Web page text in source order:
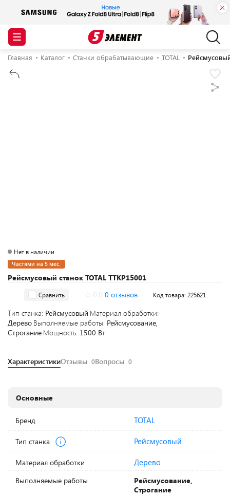
Главная Каталог Станки обрабатывающие TOTAL
Рейсмусовый станок TOTAL TTKP15001
Нет в наличии
Частями на 5 мес.
Сравнить 0 отзывов Код товара: 225621
Тип станка: Рейсмусовый Материал обработки:
Дерево Выполняемые работы: Рейсмусование,
Строгание Мощность: 1500 Вт
ХарактеристикиОтзывы 0Вопросы 0
Основные
Бренд TOTAL
Тип станка Рейсмусовый
Материал обработки Дерево
Выполняемые работы
Рейсмусование,
Строгание